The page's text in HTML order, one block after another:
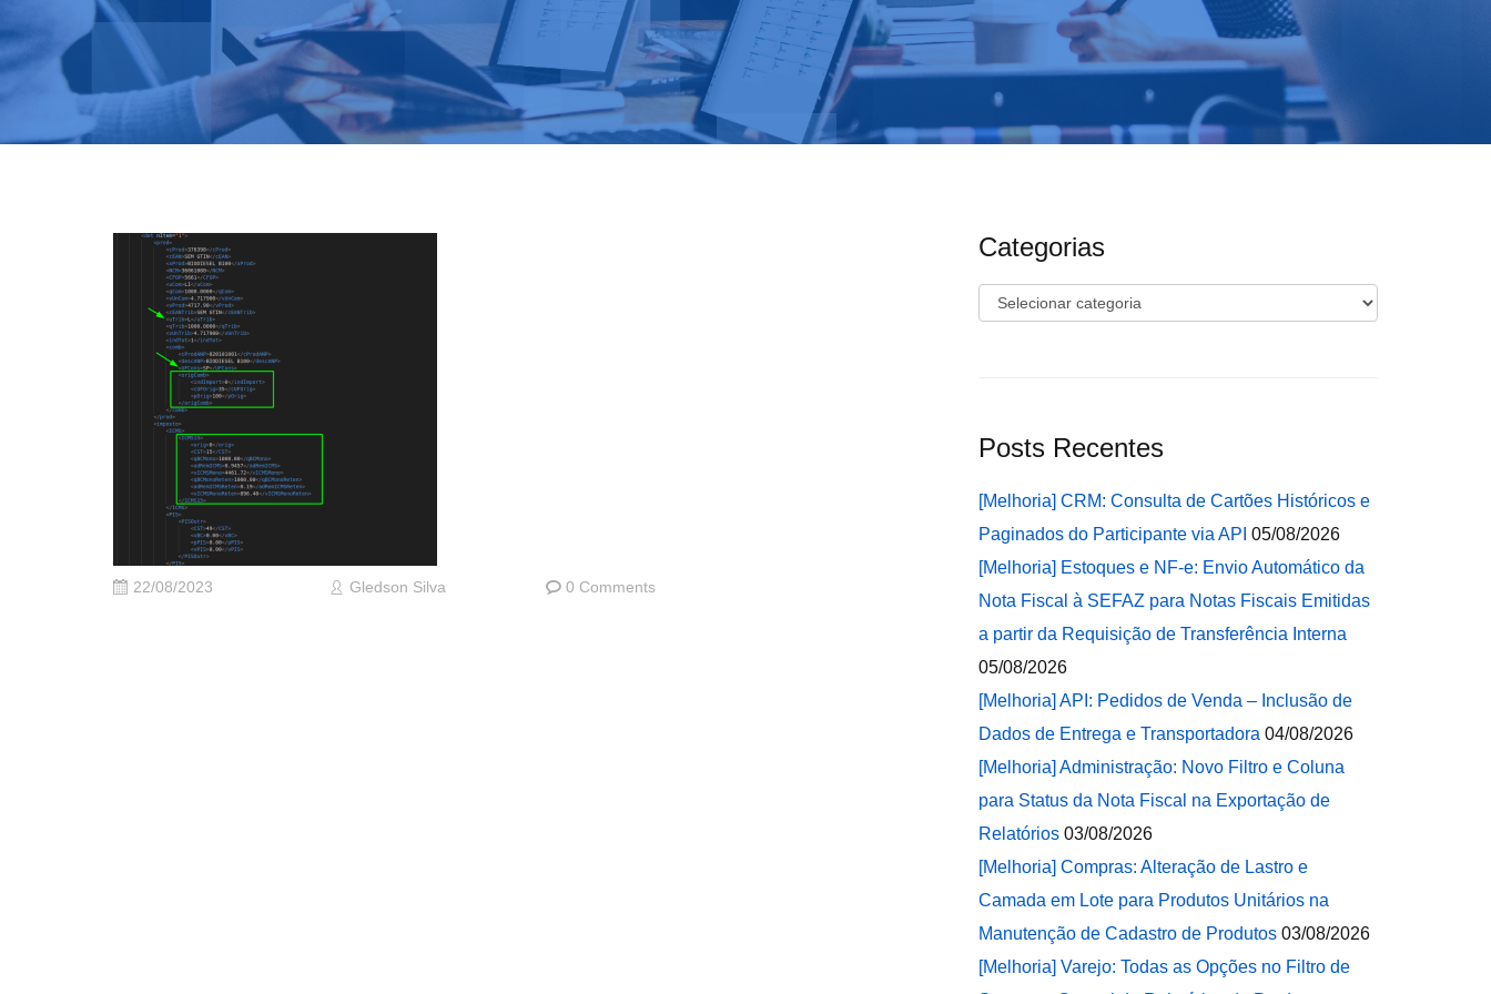
22/08/2023 Gledson Silva 0 Comments
Categorias
Categorias
Posts Recentes
[Melhoria] CRM: Consulta de Cartões Históricos e
Paginados do Participante via API 05/08/2026
[Melhoria] Estoques e NF-e: Envio Automático da
Nota Fiscal à SEFAZ para Notas Fiscais Emitidas
a partir da Requisição de Transferência Interna
05/08/2026
[Melhoria] API: Pedidos de Venda – Inclusão de
Dados de Entrega e Transportadora 04/08/2026
[Melhoria] Administração: Novo Filtro e Coluna
para Status da Nota Fiscal na Exportação de
Relatórios 03/08/2026
[Melhoria] Compras: Alteração de Lastro e
Camada em Lote para Produtos Unitários na
Manutenção de Cadastro de Produtos 03/08/2026
[Melhoria] Varejo: Todas as Opções no Filtro de